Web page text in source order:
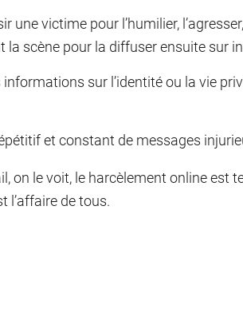
une victime pour l’humilier,
la scène pour la diffuser ensuite sur
sur l’identité ou la vie
et constant de messages
on le voit, le harcèlement online est
l’affaire de tous.